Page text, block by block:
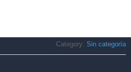
Category: Sin categoría